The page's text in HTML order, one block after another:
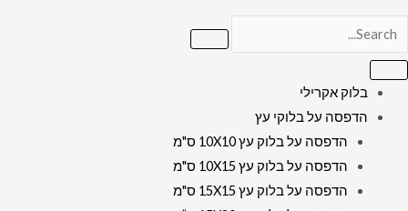
בלוק אקרילי
הדפסה על בלוקי עץ
הדפסה על בלוק עץ 10X10 ס"מ
הדפסה על בלוק עץ 10X15 ס"מ
הדפסה על בלוק עץ 15X15 ס"מ